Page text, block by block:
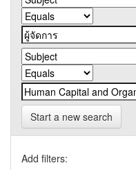
Start a new search
Add filters: